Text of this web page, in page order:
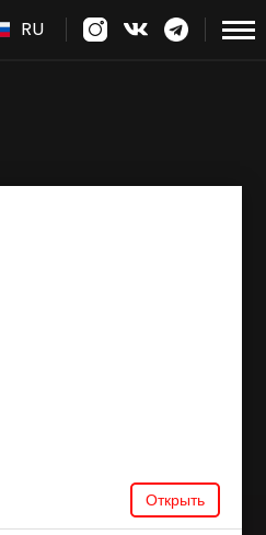
RU
Открыть